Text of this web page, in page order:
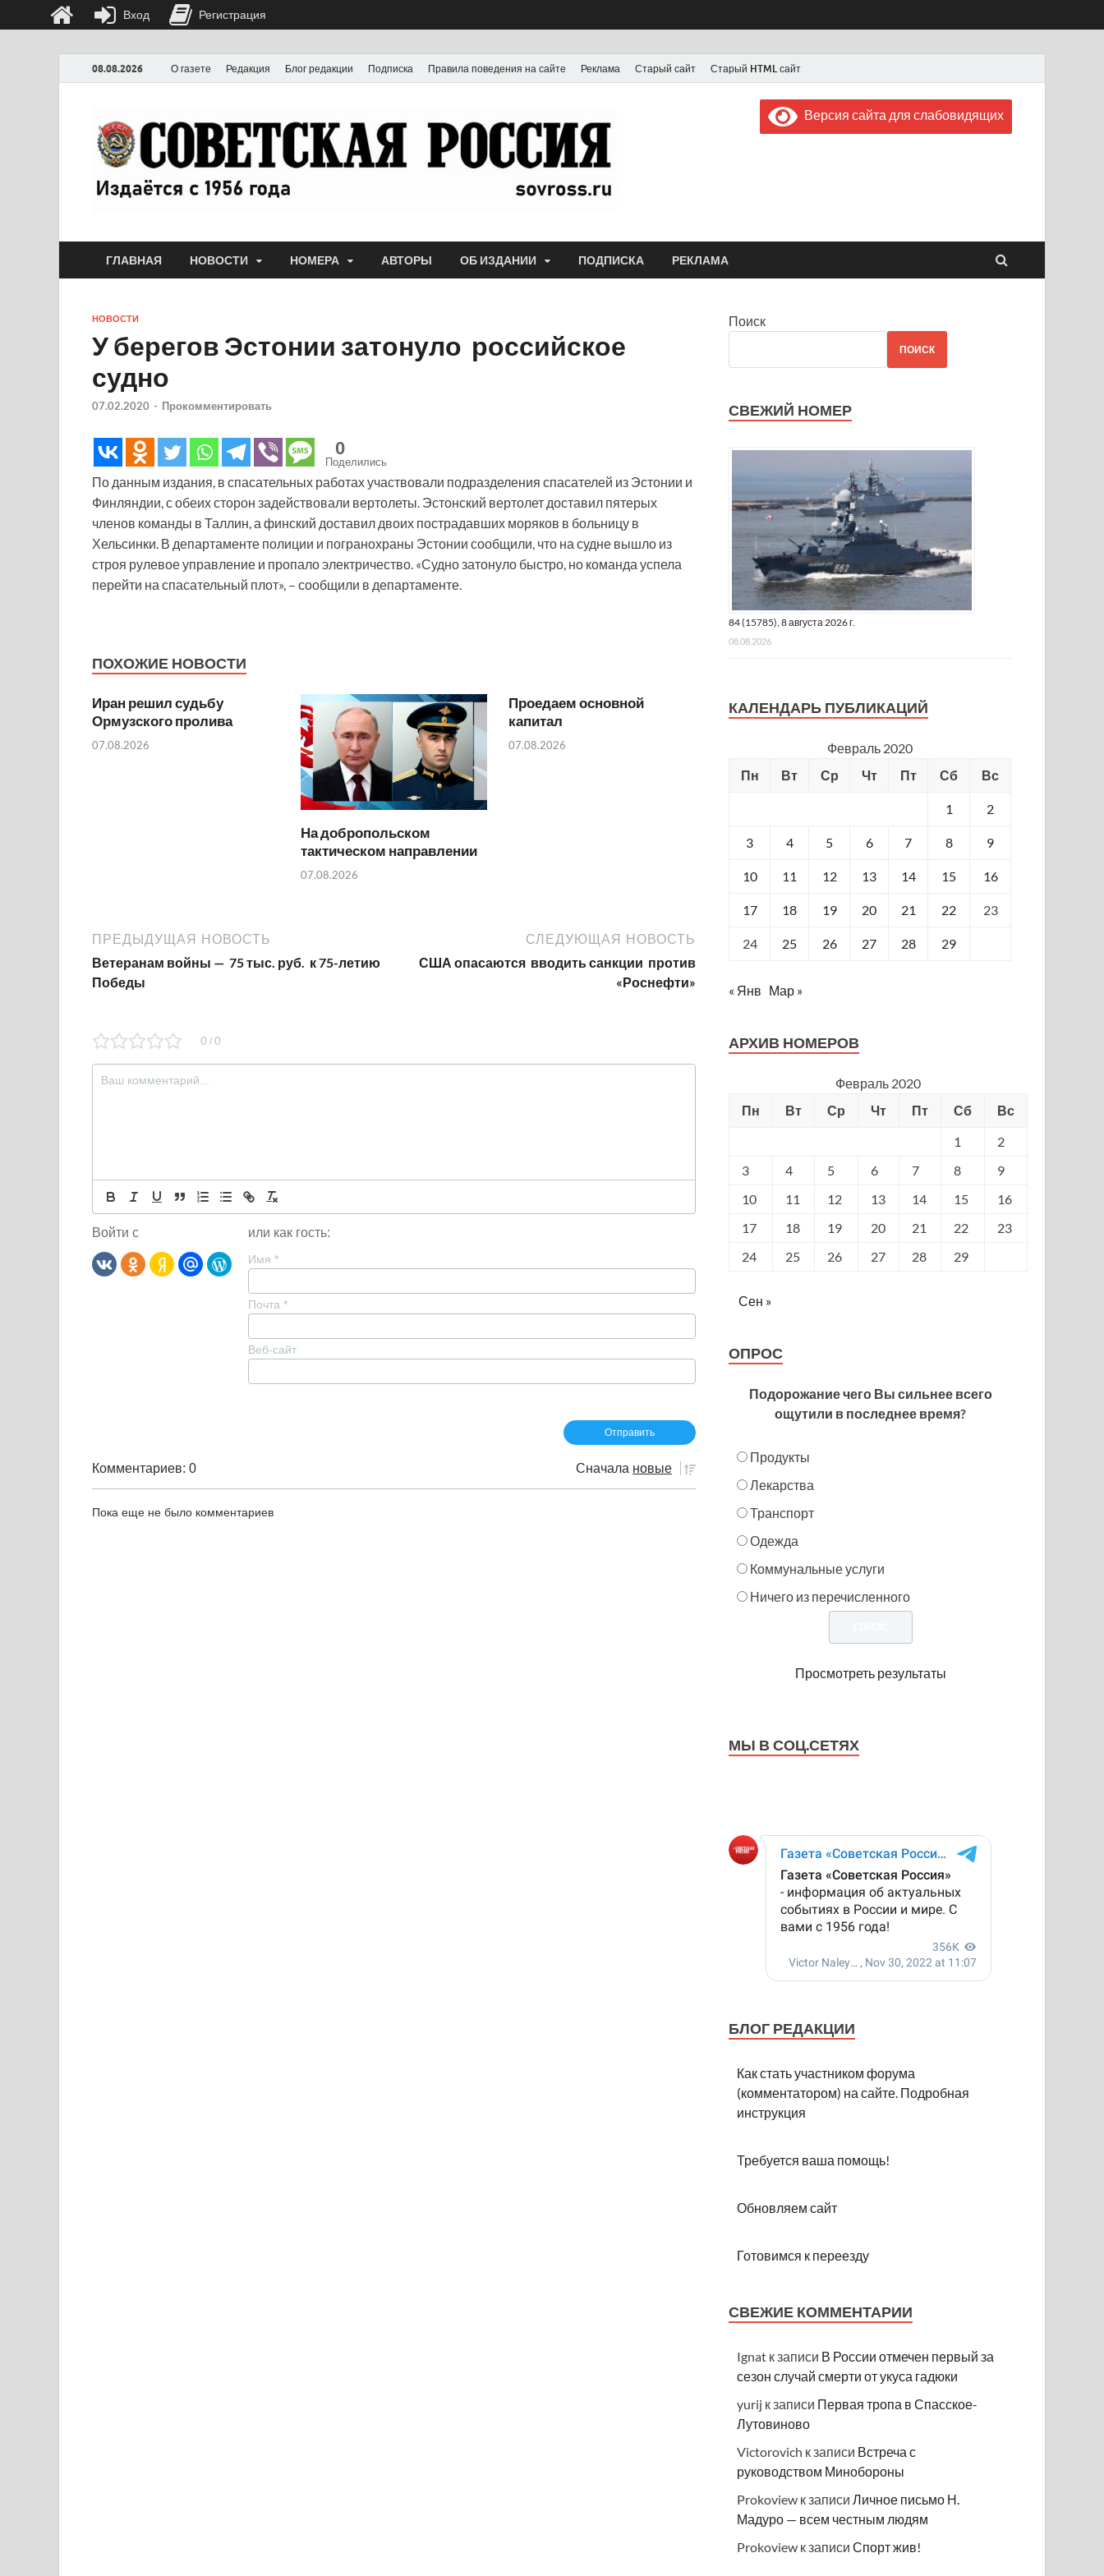
08.08.2026 О газете Редакция Блог редакции Подписка Правила поведения на сайте Реклама Старый сайт Старый HTML сайт
Газета "Советская Россия"
Выпускается с июля 1956 года
Версия сайта для слабовидящих
ГЛАВНАЯ НОВОСТИ НОМЕРА АВТОРЫ ОБ ИЗДАНИИ ПОДПИСКА РЕКЛАМА
НОВОСТИ
У берегов Эстонии затонуло российское
судно
07.02.2020 - Прокомментировать
0
Поделились
По данным издания, в спасательных работах участвовали подразделения спасателей из Эстонии и
Финляндии, с обеих сторон задействовали вертолеты. Эстонский вертолет доставил пятерых
членов команды в Таллин, а финский доставил двоих пострадавших моряков в больницу в
Хельсинки. В департаменте полиции и погранохраны Эстонии сообщили, что на судне вышло из
строя рулевое управление и пропало электричество. «Судно затонуло быстро, но команда успела
перейти на спасательный плот», – сообщили в департаменте.
ПОХОЖИЕ НОВОСТИ
Иран решил судьбу
Ормузского пролива
07.08.2026
На добропольском
тактическом направлении
07.08.2026
Проедаем основной
капитал
07.08.2026
ПРЕДЫДУЩАЯ НОВОСТЬ
Ветеранам войны — 75 тыс. руб. к 75-летию
Победы
СЛЕДУЮЩАЯ НОВОСТЬ
США опасаются вводить санкции против
«Роснефти»
0 / 0
Войти с или как гость:
Имя *
Почта *
Веб-сайт
Комментариев: 0 Сначала новые
Пока еще не было комментариев
Поиск
ПОИСК
СВЕЖИЙ НОМЕР
84 (15785), 8 августа 2026 г.
08.08.2026
КАЛЕНДАРЬ ПУБЛИКАЦИЙ
Февраль 2020
Пн
Вт Ср Чт Пт Сб Вс
1 2
3 4 5 6 7 8 9
10 11 12 13 14 15 16
17 18 19 20 21 22 23
24 25 26 27 28 29
« Янв Мар »
АРХИВ НОМЕРОВ
Февраль 2020
Пн
Вт Ср Чт Пт Сб
Вс
1
2
3
4 5 6 7 8
9
10
11 12 13 14 15
16
17
18 19 20 21 22
23
24
25 26 27 28 29
Сен »
ОПРОС
Подорожание чего Вы сильнее всего
ощутили в последнее время?
Продукты
Лекарства
Транспорт
Одежда
Коммунальные услуги
Ничего из перечисленного
Просмотреть результаты
МЫ В СОЦ.СЕТЯХ
БЛОГ РЕДАКЦИИ
Как стать участником форума
(комментатором) на сайте. Подробная
инструкция
Требуется ваша помощь!
Обновляем сайт
Готовимся к переезду
СВЕЖИЕ КОММЕНТАРИИ
Ignat к записи В России отмечен первый за
сезон случай смерти от укуса гадюки
yurij к записи Первая тропа в Спасское-
Лутовиново
Victorovich к записи Встреча с
руководством Минобороны
Prokoview к записи Личное письмо Н.
Мадуро — всем честным людям
Prokoview к записиСпорт жив!
Вход Регистрация